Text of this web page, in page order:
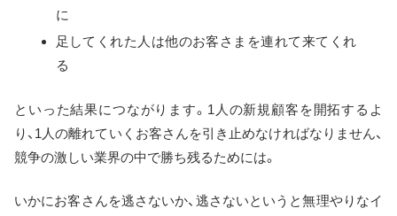
に
足してくれた人は他のお客さまを連れて来てくれ
る
といった結果につながります。1人の新規顧客を開拓するよ
り、1人の離れていくお客さんを引き止めなければなりません、
競争の激しい業界の中で勝ち残るためには。
いかにお客さんを逃さないか、逃さないというと無理やりなイ